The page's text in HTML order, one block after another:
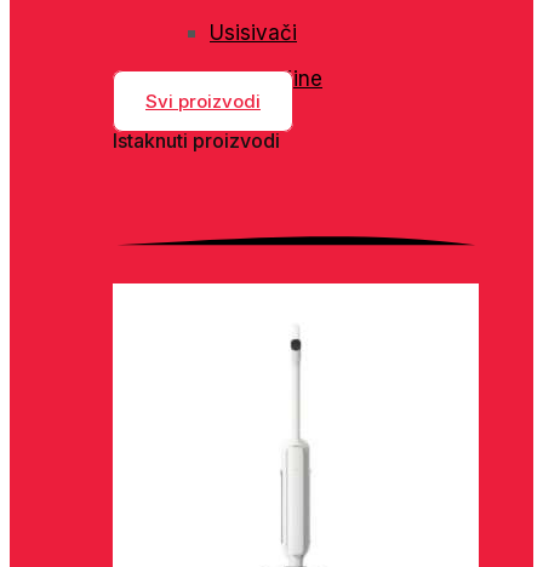
Usisivači
Veš mašine
Svi proizvodi
Istaknuti proizvodi